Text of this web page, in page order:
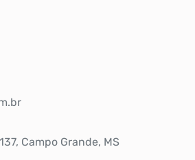
Campo Grande, MS